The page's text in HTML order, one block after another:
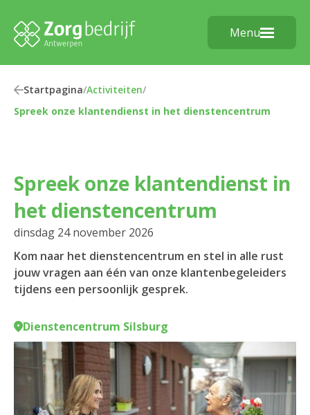
Menu
Startpagina/Activiteiten/
Spreek onze klantendienst in het dienstencentrum
Spreek onze klantendienst in
het dienstencentrum
dinsdag 24 november 2026
Kom naar het dienstencentrum en stel in alle rust
jouw vragen aan één van onze klantenbegeleiders
tijdens een persoonlijk gesprek.
Dienstencentrum Silsburg